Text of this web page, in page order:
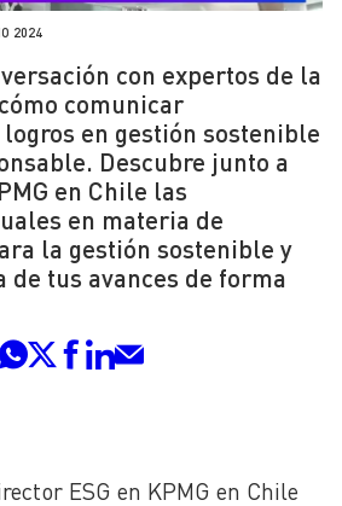
2024
con expertos de la
comunicar
en gestión sostenible
Descubre junto a
en Chile las
en materia de
la gestión sostenible y
de tus avances de forma
ESG en KPMG en Chile